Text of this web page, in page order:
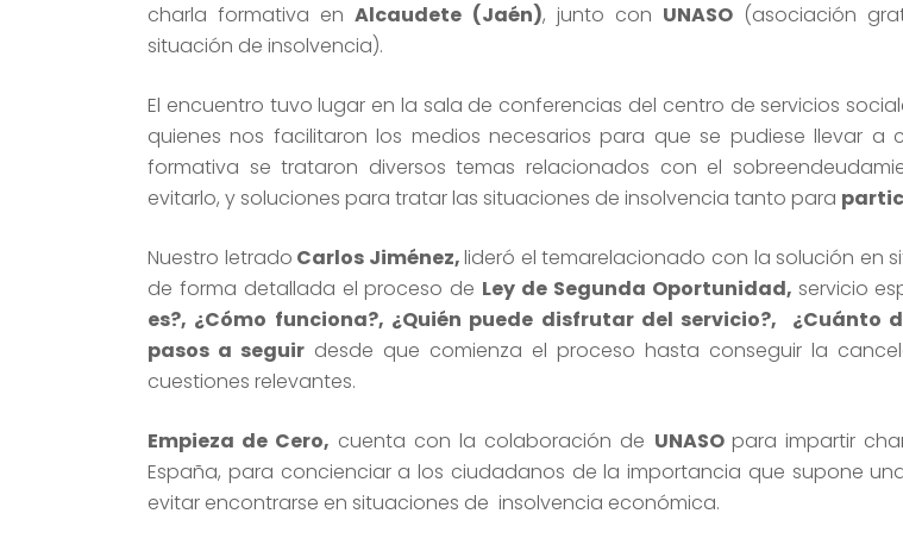
charla formativa enAlcaudete (Jaén), junto con UNASO (asociación
situación de insolvencia).
El encuentro tuvo lugar en la sala de conferencias del centro de servicios
quienes nos facilitaron los medios necesarios para que se pudiese llevar a
formativa se trataron diversos temas relacionados con el
evitarlo, y soluciones para tratar las situaciones de insolvencia tanto para
Nuestro letrado Carlos Jiménez,lideró el temarelacionado con la solución en
de forma detallada el proceso de Ley de Segunda Oportunidad, servicio
es?, ¿Cómo funciona?, ¿Quién puede disfrutar del servicio?, ¿Cuánto
pasos a seguir desde que comienza el proceso hasta conseguir la
cuestiones relevantes.
Empieza de Cero, cuenta con la colaboración de UNASO para impartir
España, para concienciar a los ciudadanos de la importancia que supone
evitar encontrarse en situaciones de insolvencia económica.